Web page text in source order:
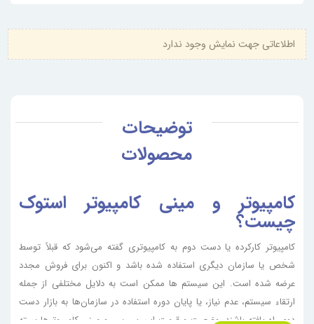
اطلاعاتی جهت نمایش وجود ندارد
توضیحات
محصولات
کامپیوتر و مینی کامپیوتر استوک
چیست؟
کامپیوتر کارکرده یا دست دوم به کامپیوتری گفته می‌شود که قبلاً توسط
شخص یا سازمان دیگری استفاده شده باشد و اکنون برای فروش مجدد
عرضه شده است. این سیستم ها ممکن است به دلایل مختلفی از جمله
ارتقاء سیستم، عدم نیاز، یا پایان دوره استفاده در سازمان‌ها به بازار دست
دوم راه یافته باشند. وضعیت و قیمت این پی سی و مینی کامپیوترها بسته